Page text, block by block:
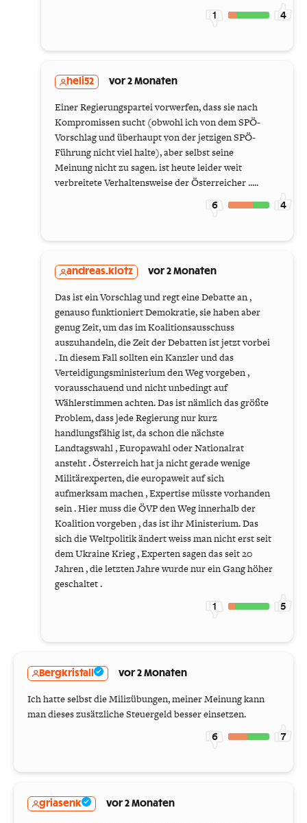
1 4
heli52 vor 2 Monaten
Einer Regierungspartei vorwerfen, dass sie nach
Kompromissen sucht (obwohl ich von dem SPÖ-
Vorschlag und überhaupt von der jetzigen SPÖ-
Führung nicht viel halte), aber selbst seine
Meinung nicht zu sagen. ist heute leider weit
verbreitete Verhaltensweise der Österreicher .....
6 4
andreas.klotz vor 2 Monaten
Das ist ein Vorschlag und regt eine Debatte an ,
genauso funktioniert Demokratie, sie haben aber
genug Zeit, um das im Koalitionsausschuss
auszuhandeln, die Zeit der Debatten ist jetzt vorbei
. In diesem Fall sollten ein Kanzler und das
Verteidigungsministerium den Weg vorgeben ,
vorausschauend und nicht unbedingt auf
Wählerstimmen achten. Das ist nämlich das größte
Problem, dass jede Regierung nur kurz
handlungsfähig ist, da schon die nächste
Landtagswahl , Europawahl oder Nationalrat
ansteht . Österreich hat ja nicht gerade wenige
Militärexperten, die europaweit auf sich
aufmerksam machen , Expertise müsste vorhanden
sein . Hier muss die ÖVP den Weg innerhalb der
Koalition vorgeben , das ist ihr Ministerium. Das
sich die Weltpolitik ändert weiss man nicht erst seit
dem Ukraine Krieg , Experten sagen das seit 20
Jahren , die letzten Jahre wurde nur ein Gang höher
geschaltet .
1 5
Bergkristall vor 2 Monaten
Ich hatte selbst die Milizübungen, meiner Meinung kann
man dieses zusätzliche Steuergeld besser einsetzen.
6 7
griasenk vor 2 Monaten